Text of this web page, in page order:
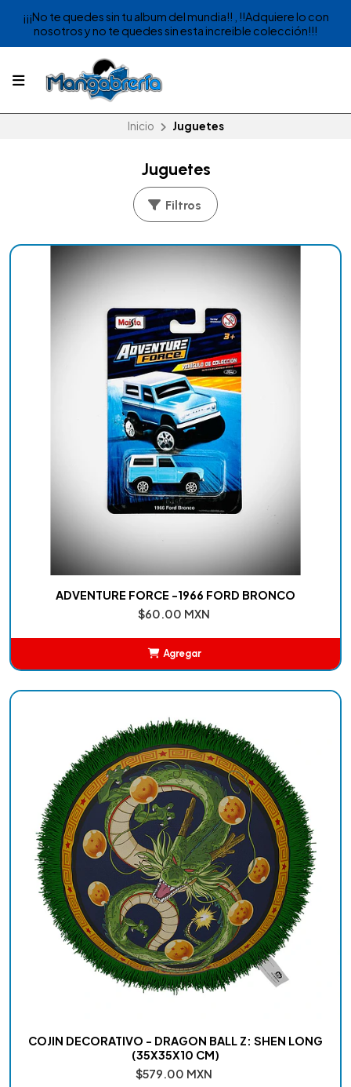
¡¡¡No te quedes sin tu album del mundia!! , !!Adquiere lo con
nosotros y no te quedes sin esta increible colección!!!
Inicio Juguetes
Juguetes
Filtros
ADVENTURE FORCE -1966 FORD BRONCO
$60.00 MXN
Agregar
COJIN DECORATIVO - DRAGON BALL Z: SHEN LONG
(35X35X10 CM)
$579.00 MXN